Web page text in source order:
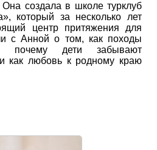
Она создала в школе турклуб
который за несколько лет
центр притяжения для
с Анной о том, как походы
почему дети забывают
как любовь к родному краю